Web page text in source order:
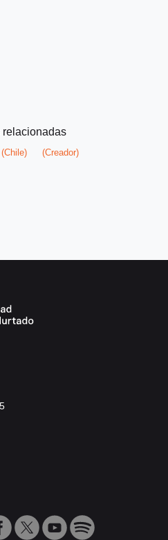
relacionadas
(Creador)